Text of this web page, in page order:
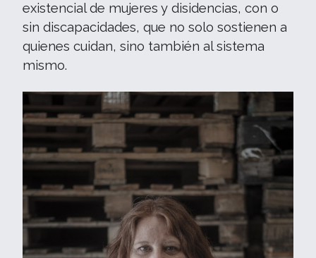
existencial de mujeres y disidencias, con o
sin discapacidades, que no solo sostienen a
quienes cuidan, sino también al sistema
mismo.